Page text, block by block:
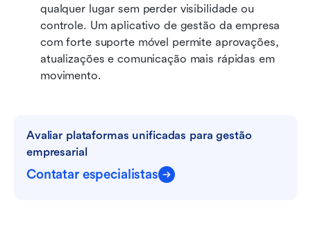
qualquer lugar sem perder visibilidade ou
controle. Um aplicativo de gestão da empresa
com forte suporte móvel permite aprovações,
atualizações e comunicação mais rápidas em
movimento.
Avaliar plataformas unificadas para gestão
empresarial
Contatar especialistas